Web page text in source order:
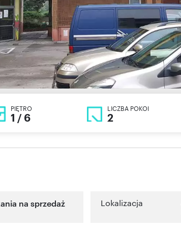
PIĘTRO
1 / 6
LICZBA POKOI
2
na sprzedaż Lokalizacja